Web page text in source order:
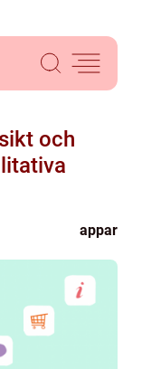
och
appar